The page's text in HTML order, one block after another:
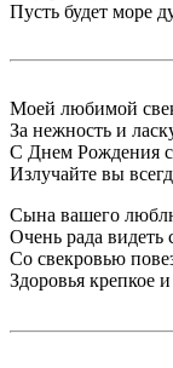
Пусть будет море
Моей любимой
За нежность и
С Днем Рождения
Излучайте вы
Сына вашего
Очень рада видеть
Со свекровью
Здоровья крепкое